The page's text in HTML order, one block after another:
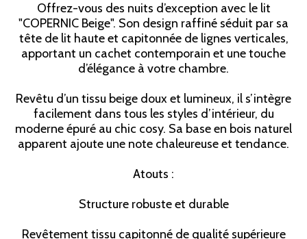
Offrez-vous des nuits d’exception avec le lit
"COPERNIC Beige". Son design raffiné séduit par sa
tête de lit haute et capitonnée de lignes verticales,
apportant un cachet contemporain et une touche
d’élégance à votre chambre.
Revêtu d’un tissu beige doux et lumineux, il s’intègre
facilement dans tous les styles d’intérieur, du
moderne épuré au chic cosy. Sa base en bois naturel
apparent ajoute une note chaleureuse et tendance.
Atouts :
Structure robuste et durable
Revêtement tissu capitonné de qualité supérieure